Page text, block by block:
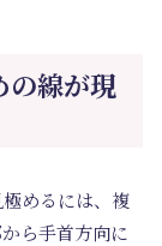
の線が現
めるには、複
ら手首方向に